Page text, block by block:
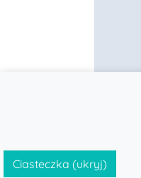
Ciasteczka (ukryj)